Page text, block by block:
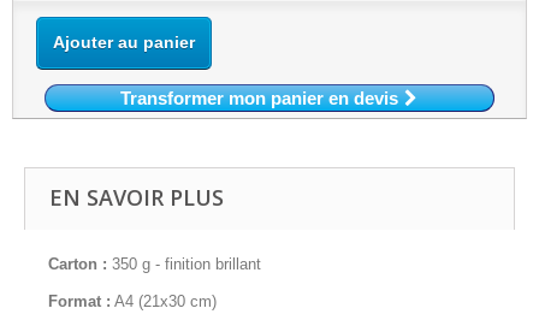
Ajouter au panier
Transformer mon panier en devis
EN SAVOIR PLUS
Carton : 350 g - finition brillant
Format : A4 (21x30 cm)